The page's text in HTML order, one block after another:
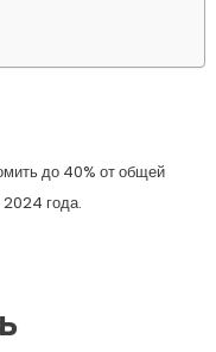
до 40% от общей
года.